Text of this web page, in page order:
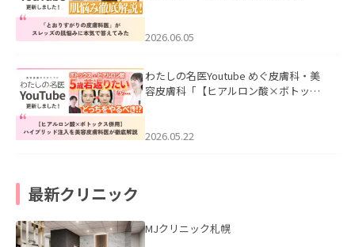
2026.06.05
わたしの名医Youtube めぐ皮膚科・美
容皮膚科「【ヒアルロン酸×ボトック
た。
2026.05.22
最新クリニック
MJクリニック札幌